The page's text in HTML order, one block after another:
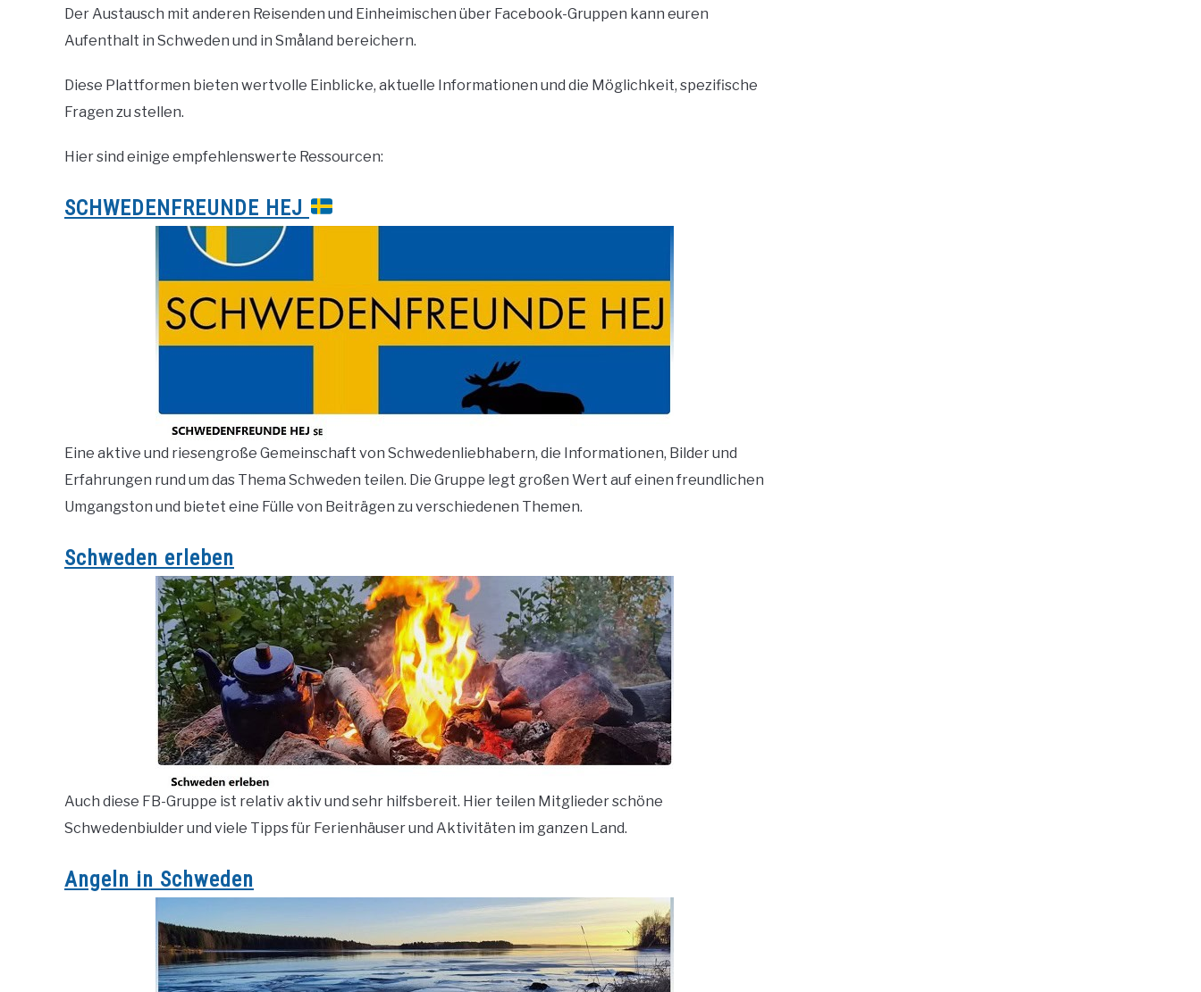
Der Austausch mit anderen Reisenden und Einheimischen über Facebook-Gruppen kann euren
Aufenthalt in Schweden und in Småland bereichern.
Diese Plattformen bieten wertvolle Einblicke, aktuelle Informationen und die Möglichkeit, spezifische
Fragen zu stellen.
Hier sind einige empfehlenswerte Ressourcen:
SCHWEDENFREUNDE HEJ
Eine aktive und riesengroße Gemeinschaft von Schwedenliebhabern, die Informationen, Bilder und
Erfahrungen rund um das Thema Schweden teilen. Die Gruppe legt großen Wert auf einen freundlichen
Umgangston und bietet eine Fülle von Beiträgen zu verschiedenen Themen.
Schweden erleben
Auch diese FB-Gruppe ist relativ aktiv und sehr hilfsbereit. Hier teilen Mitglieder schöne
Schwedenbiulder und viele Tipps für Ferienhäuser und Aktivitäten im ganzen Land.
Angeln in Schweden